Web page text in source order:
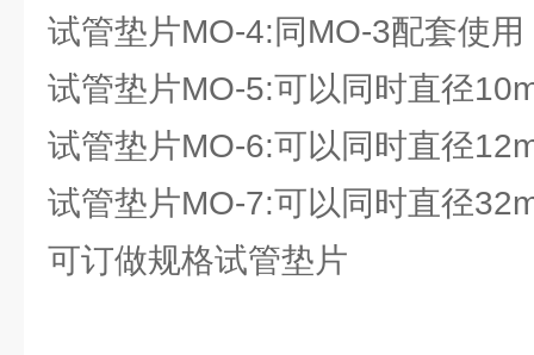
试管垫片MO-4:同MO-3配套使
试管垫片MO-5:可以同时直径
试管垫片MO-6:可以同时直径
试管垫片MO-7:可以同时直径
可订做规格试管垫片